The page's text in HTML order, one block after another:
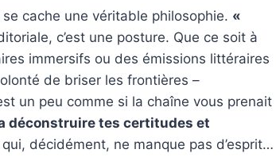
cache une véritable philosophie. «
c’est une posture. Que ce soit à
immersifs ou des émissions littéraires
de briser les frontières –
un peu comme si la chaîne vous prenait
déconstruire tes certitudes et
décidément, ne manque pas d’esprit…